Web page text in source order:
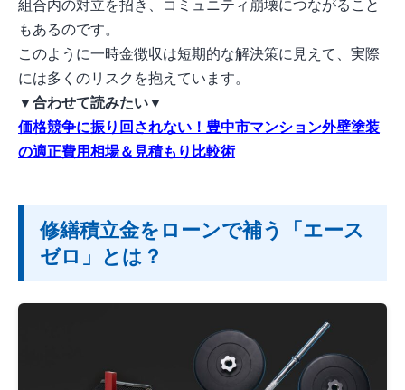
組合内の対立を招き、コミュニティ崩壊につながること
もあるのです。
このように一時金徴収は短期的な解決策に見えて、実際
には多くのリスクを抱えています。
▼合わせて読みたい▼
価格競争に振り回されない！豊中市マンション外壁塗装
の適正費用相場＆見積もり比較術
修繕積立金をローンで補う「エース
ゼロ」とは？